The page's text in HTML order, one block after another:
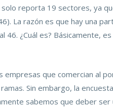
solo reporta 19 sectores, ya
La razón es que hay una
¿Cuál es? Básicamente,
empresas que comercian al
Sin embargo, la
sabemos que deber ser